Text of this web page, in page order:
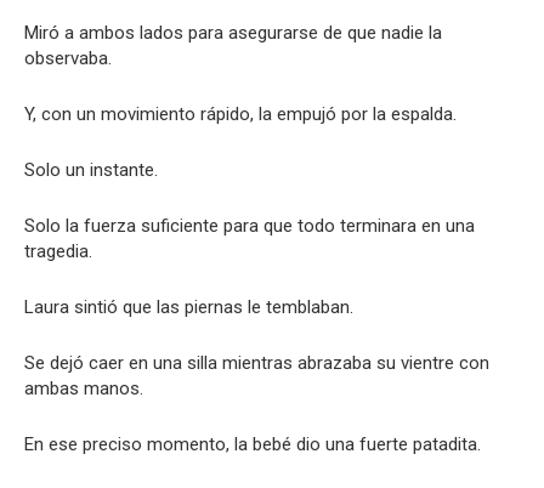
Miró a ambos lados para asegurarse de que nadie la
observaba.
Y, con un movimiento rápido, la empujó por la espalda.
Solo un instante.
Solo la fuerza suficiente para que todo terminara en una
tragedia.
Laura sintió que las piernas le temblaban.
Se dejó caer en una silla mientras abrazaba su vientre con
ambas manos.
En ese preciso momento, la bebé dio una fuerte patadita.